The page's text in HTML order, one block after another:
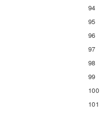
94
95
96
97
98
99
100
101